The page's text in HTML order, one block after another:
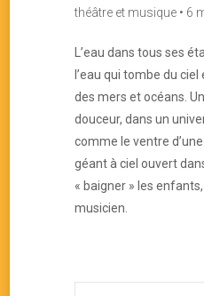
théâtre et musique • 6
L’eau dans tous ses
l’eau qui tombe du ciel
des mers et océans.
douceur, dans un
comme le ventre
géant à ciel ouvert
« baigner » les
musicien.